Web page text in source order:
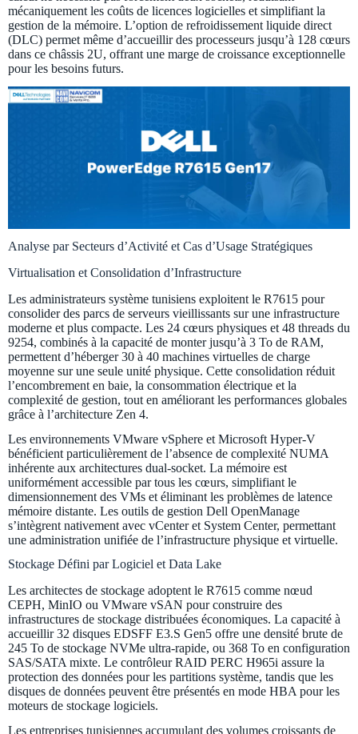
mécaniquement les coûts de licences logicielles et simplifiant la
gestion de la mémoire. L’option de refroidissement liquide direct
(DLC) permet même d’accueillir des processeurs jusqu’à 128 cœurs
dans ce châssis 2U, offrant une marge de croissance exceptionnelle
pour les besoins futurs.
Analyse par Secteurs d’Activité et Cas d’Usage Stratégiques
Virtualisation et Consolidation d’Infrastructure
Les administrateurs système tunisiens exploitent le R7615 pour
consolider des parcs de serveurs vieillissants sur une infrastructure
moderne et plus compacte. Les 24 cœurs physiques et 48 threads du
9254, combinés à la capacité de monter jusqu’à 3 To de RAM,
permettent d’héberger 30 à 40 machines virtuelles de charge
moyenne sur une seule unité physique. Cette consolidation réduit
l’encombrement en baie, la consommation électrique et la
complexité de gestion, tout en améliorant les performances globales
grâce à l’architecture Zen 4.
Les environnements VMware vSphere et Microsoft Hyper-V
bénéficient particulièrement de l’absence de complexité NUMA
inhérente aux architectures dual-socket. La mémoire est
uniformément accessible par tous les cœurs, simplifiant le
dimensionnement des VMs et éliminant les problèmes de latence
mémoire distante. Les outils de gestion Dell OpenManage
s’intègrent nativement avec vCenter et System Center, permettant
une administration unifiée de l’infrastructure physique et virtuelle.
Stockage Défini par Logiciel et Data Lake
Les architectes de stockage adoptent le R7615 comme nœud
CEPH, MinIO ou VMware vSAN pour construire des
infrastructures de stockage distribuées économiques. La capacité à
accueillir 32 disques EDSFF E3.S Gen5 offre une densité brute de
245 To de stockage NVMe ultra-rapide, ou 368 To en configuration
SAS/SATA mixte. Le contrôleur RAID PERC H965i assure la
protection des données pour les partitions système, tandis que les
disques de données peuvent être présentés en mode HBA pour les
moteurs de stockage logiciels.
Les entreprises tunisiennes accumulant des volumes croissants de